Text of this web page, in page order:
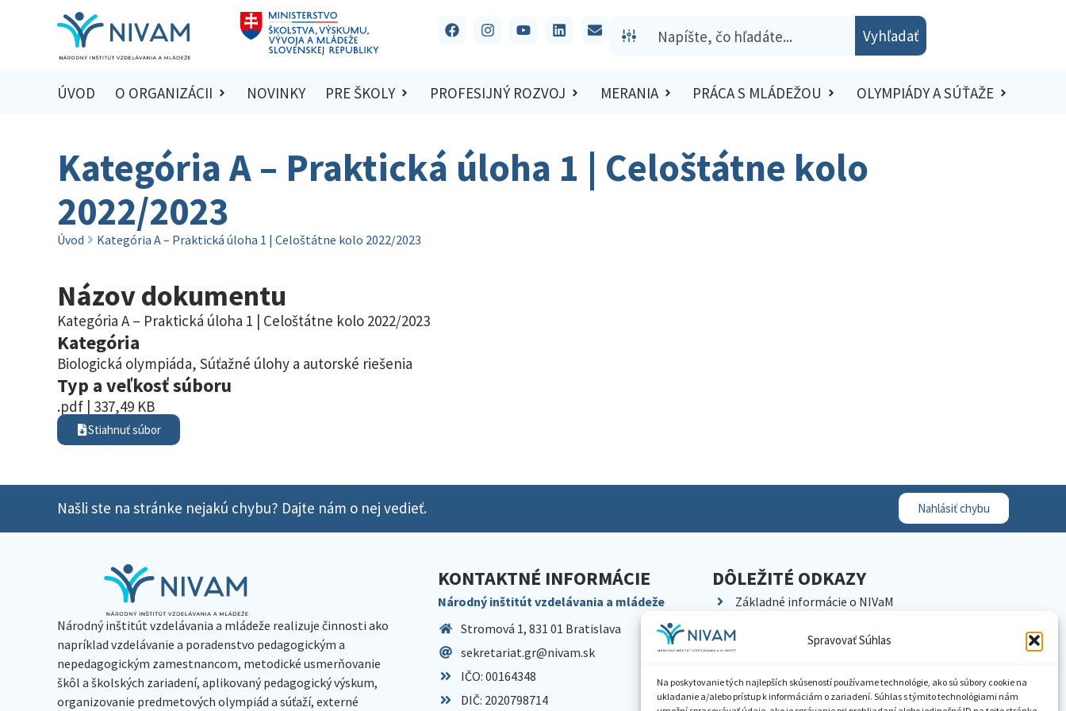
Spravovať Súhlas
Na poskytovanie tých najlepších skúseností používame technológie, ako sú súbory cookie na
ukladanie a/alebo prístup k informáciám o zariadení. Súhlas s týmito technológiami nám
Vyhľadať
ÚVOD O ORGANIZÁCII NOVINKY PRE ŠKOLY PROFESIJNÝ ROZVOJ MERANIA PRÁCA S MLÁDEŽOU OLYMPIÁDY A SÚŤAŽE
Kategória A – Praktická úloha 1 | Celoštátne kolo
2022/2023
Úvod Kategória A – Praktická úloha 1 | Celoštátne kolo 2022/2023
Názov dokumentu
Kategória A – Praktická úloha 1 | Celoštátne kolo 2022/2023
Kategória
Biologická olympiáda, Súťažné úlohy a autorské riešenia
Typ a veľkosť súboru
.pdf | 337,49 KB
Stiahnuť súbor
Našli ste na stránke nejakú chybu? Dajte nám o nej vedieť. Nahlásiť chybu
Národný inštitút vzdelávania a mládeže realizuje činnosti ako
napríklad vzdelávanie a poradenstvo pedagogickým a
nepedagogickým zamestnancom, metodické usmerňovanie
škôl a školských zariadení, aplikovaný pedagogický výskum,
organizovanie predmetových olympiád a súťaží, externé
KONTAKTNÉ INFORMÁCIE
Národný inštitút vzdelávania a mládeže
Stromová 1, 831 01 Bratislava
sekretariat.gr@nivam.sk
IČO: 00164348
DIČ: 2020798714
DÔLEŽITÉ ODKAZY
Základné informácie o NIVaM
Kariéra
Pracoviská NIVaM